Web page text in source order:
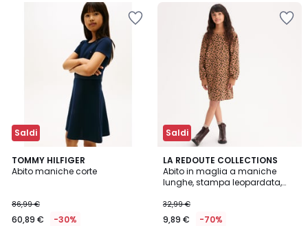
Saldi
TOMMY HILFIGER
Abito maniche corte
86,99 €
60,89 € -30%
Saldi
LA REDOUTE COLLECTIONS
Abito in maglia a maniche
lunghe, stampa leopardata,
32,99 €
9,89 € -70%
5
/
5